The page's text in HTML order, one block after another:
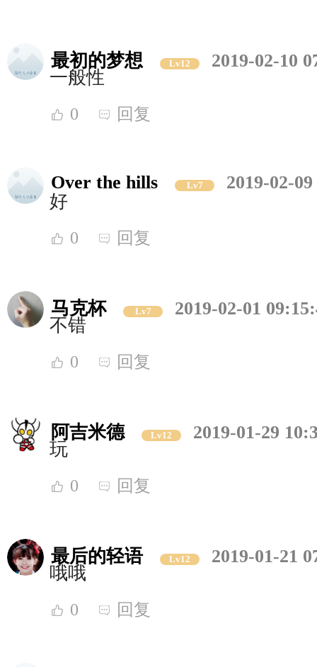
最初的梦想 Lv12
2019-02-10
一般性
0 回复
Over the hills Lv7
2019-02-
好
0 回复
马克杯 Lv7
2019-02-01
不错
0 回复
阿吉米德 Lv12
2019-01-29
玩
0 回复
最后的轻语 Lv12
2019-01-21
哦哦
0 回复